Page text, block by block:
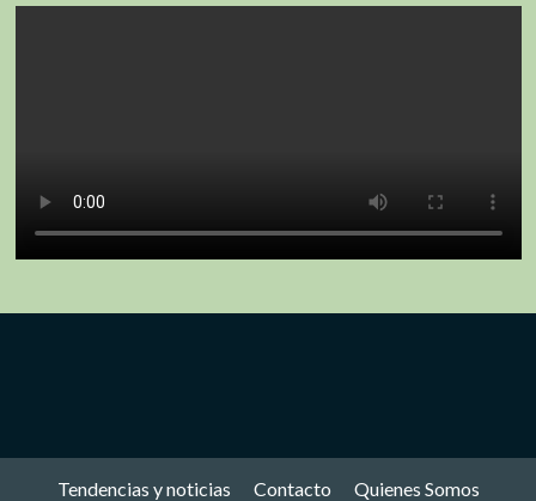
Tendencias y noticias Contacto Quienes Somos